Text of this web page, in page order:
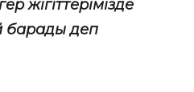
жігіттерімізде
барады деп